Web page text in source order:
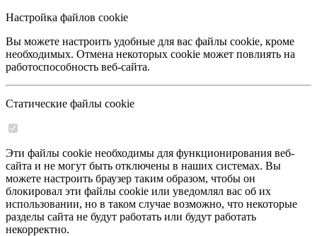
Настройка файлов cookie
Вы можете настроить удобные для вас файлы cookie, кроме
необходимых. Отмена некоторых cookie может повлиять на
работоспособность веб-сайта.
Статические файлы cookie
Эти файлы cookie необходимы для функционирования веб-
сайта и не могут быть отключены в наших системах. Вы
можете настроить браузер таким образом, чтобы он
блокировал эти файлы cookie или уведомлял вас об их
использовании, но в таком случае возможно, что некоторые
разделы сайта не будут работать или будут работать
некорректно.